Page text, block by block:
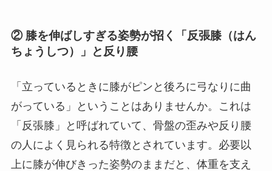
② 膝を伸ばしすぎる姿勢が招く「反張膝（はん
ちょうしつ）」と反り腰
「立っているときに膝がピンと後ろに弓なりに曲
がっている」ということはありませんか。これは
「反張膝」と呼ばれていて、骨盤の歪みや反り腰
の人によく見られる特徴とされています。必要以
上に膝が伸びきった姿勢のままだと、体重を支え